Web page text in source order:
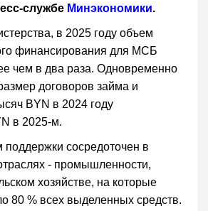
службе Минэкономики.
в 2025 году объем
финансирования для МСБ
чем в два раза. Одновременно
договоров займа и
BYN в 2024 году
в 2025-м.
сосредоточен в
- промышленности,
хозяйстве, на которые
80 % всех выделенных средств.